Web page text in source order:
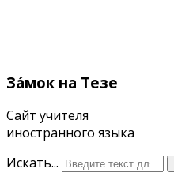
Зáмок на Тезе
Сайт учителя
иностранного языка
Искать...